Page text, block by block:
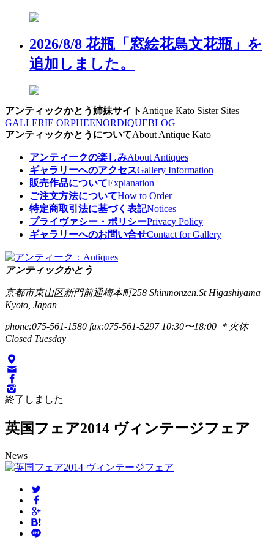
2026/8/8 花瓶「窓絵花鳥文花瓶」を
追加しました。
アンティックかとう姉妹サイトAntique Kato Sister Sites
GALLERIE ORPHEENORDIQUEBLOG
アンティックかとうについてAbout Antique Kato
アンティークの楽しみAbout Antiques
ギャラリーへのアクセスGallery Information
販売作品についてExplanation
ご注文方法についてHow to Order
特定商取引法に基づく表記Notices
プライヴァシー・ポリシーPrivacy Policy
ギャラリーへのお問い合せContact for Gallery
アンティックかとう
京都市東山区新門前通梅本町258 Shinmonzen.St Higashiyama
Kyoto, Japan
phone:075-561-1580 fax:075-561-5297 10:30〜18:00 ＊火休
Closed Tuesday
終了しました
英国フェア2014 ヴィンテージフェア
News